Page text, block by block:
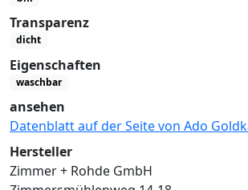
Transparenz
dicht
Eigenschaften
waschbar
ansehen
Datenblatt auf der Seite von Ado
Hersteller
Zimmer + Rohde GmbH